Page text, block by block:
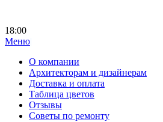
18:00
Меню|
О компании
Архитекторам и дизайнерам
Доставка и оплата
Таблица цветов
Отзывы
Советы по ремонту